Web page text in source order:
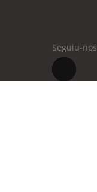
Seguiu-nos